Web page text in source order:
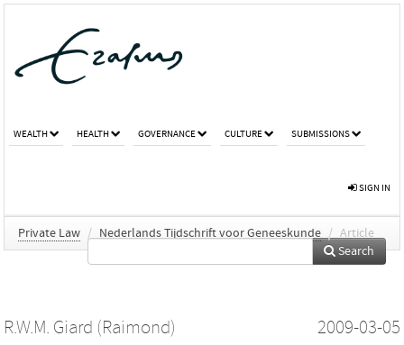
WEALTH HEALTH GOVERNANCE CULTURE SUBMISSIONS
SIGN IN
Private Law / Nederlands Tijdschrift voor Geneeskunde / Article
Search
R.W.M. Giard (Raimond) 2009-03-05